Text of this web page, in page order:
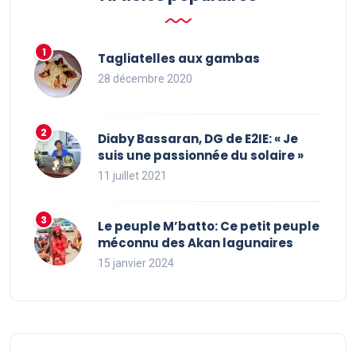
Tagliatelles aux gambas
28 décembre 2020
Diaby Bassaran, DG de E2IE: « Je
suis une passionnée du solaire »
11 juillet 2021
Le peuple M’batto: Ce petit peuple
méconnu des Akan lagunaires
15 janvier 2024